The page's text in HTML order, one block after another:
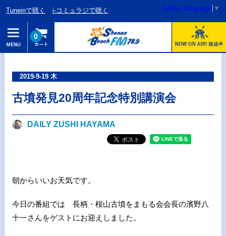
Tuneinで聴く i-コミュラジで聴く Select Language ▼
0
2019-9-19 木
古墳発見20周年記念特別講演会
DAILY ZUSHI HAYAMA
朝からいいお天気です。
今日の番組では 長柄・桜山古墳をまもる会会長の濱野八
十一さんをゲストにお迎えしました。